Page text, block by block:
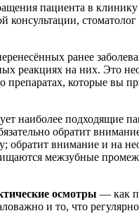
пациента в
ранее
реакциях на них. Это
препаратах, которые вы
наиболее подходящие
обратит
внимание и на
межзубные
осмотры — как
и то, что